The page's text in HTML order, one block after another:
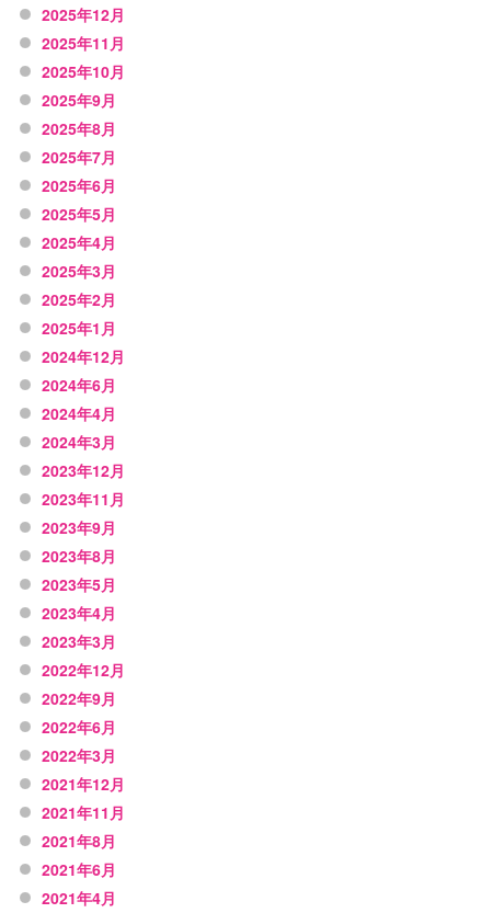
2025年12月
2025年11月
2025年10月
2025年9月
2025年8月
2025年7月
2025年6月
2025年5月
2025年4月
2025年3月
2025年2月
2025年1月
2024年12月
2024年6月
2024年4月
2024年3月
2023年12月
2023年11月
2023年9月
2023年8月
2023年5月
2023年4月
2023年3月
2022年12月
2022年9月
2022年6月
2022年3月
2021年12月
2021年11月
2021年8月
2021年6月
2021年4月